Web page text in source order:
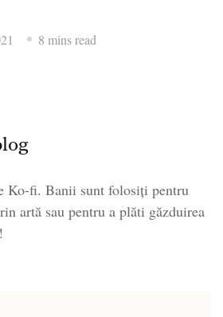
8 mins read
Ko-fi. Banii sunt folosiți pentru
artă sau pentru a plăti găzduirea